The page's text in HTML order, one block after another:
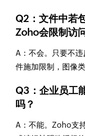
Q2：文件中若
Zoho会限制访
A：不会。只要不
件施加限制，图像
Q3：企业员工
吗？
A：不能。Zoho支